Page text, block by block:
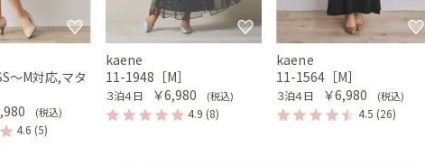
〜M対応,マタ
(税込)
4.6 (5)
kaene
11-1948［M］
３泊４日 ￥6,980 (税込)
4.9 (8)
kaene
11-1564［M］
３泊４日 ￥6,980 (税込)
4.5 (26)